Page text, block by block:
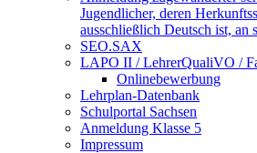
Jugendlicher, deren
ausschließlich Deutsch ist, an
SEO.SAX
LAPO II / LehrerQualiVO /
Onlinebewerbung
Lehrplan-Datenbank
Schulportal Sachsen
Anmeldung Klasse 5
Impressum